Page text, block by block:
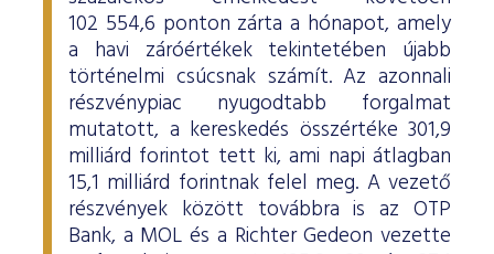
102 554,6 ponton zárta a hónapot, amely
a havi záróértékek tekintetében újabb
történelmi csúcsnak számít. Az azonnali
részvénypiac nyugodtabb forgalmat
mutatott, a kereskedés összértéke 301,9
milliárd forintot tett ki, ami napi átlagban
15,1 milliárd forintnak felel meg. A vezető
részvények között továbbra is az OTP
Bank, a MOL és a Richter Gedeon vezette